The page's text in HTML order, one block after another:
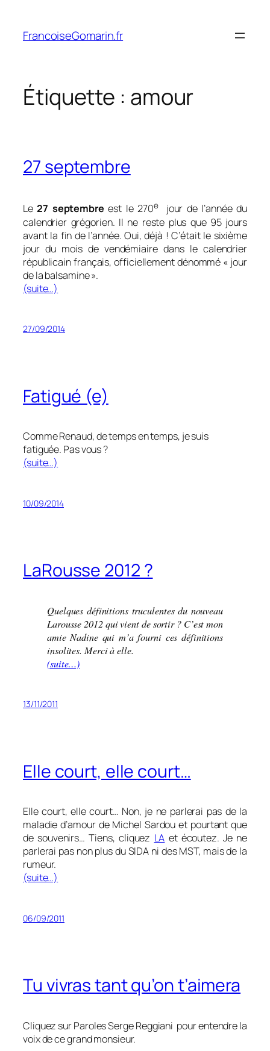
contenu
FrancoiseGomarin.fr
Étiquette : amour
27 septembre
Le27 septembre est le 270e
jour de l’année du
calendrier grégorien. Il ne reste plus que 95 jours
avant la fin de l’année. Oui, déjà ! C’était le sixième
jour du mois de vendémiaire dans le calendrier
républicain français, officiellement dénommé « jour
de la balsamine ».
(suite…)
27/09/2014
Fatigué (e)
Comme Renaud, de temps en temps, je suis
fatiguée. Pas vous ?
(suite…)
10/09/2014
LaRousse 2012 ?
Quelques définitions truculentes du nouveau
Larousse 2012 qui vient de sortir ? C’est mon
amie Nadine qui m’a fourni ces définitions
insolites. Merci à elle.
(suite…)
13/11/2011
Elle court, elle court…
Elle court, elle court… Non, je ne parlerai pas de la
maladie d’amour de Michel Sardou et pourtant que
de souvenirs… Tiens, cliquez LA et écoutez. Je ne
parlerai pas non plus du SIDA ni des MST, mais de la
rumeur.
(suite…)
06/09/2011
Tu vivras tant qu’on t’aimera
Cliquez sur Paroles Serge Reggiani pour entendre la
voix de ce grand monsieur.